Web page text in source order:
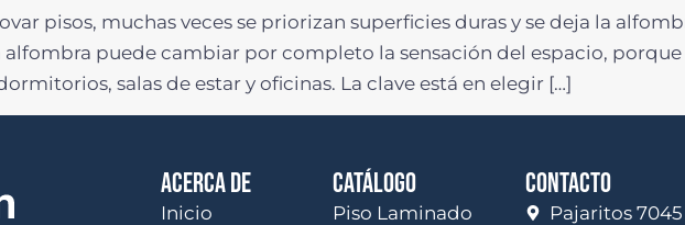
pisos, muchas veces se priorizan superficies duras y se deja la
alfombra puede cambiar por completo la sensación del espacio,
salas de estar y oficinas. La clave está en elegir […]
ACERCA DE
Inicio
CATÁLOGO
Piso Laminado
CONTACTO
Pajaritos 7045